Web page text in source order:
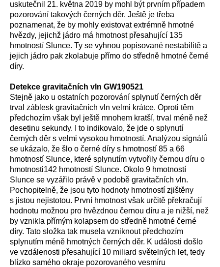
uskutečnil 21. května 2019 by mohl být prvním případem
pozorování takových černých děr. Ještě je třeba
poznamenat, že by mohly existovat extrémně hmotné
hvězdy, jejichž jádro má hmotnost přesahující 135
hmotností Slunce. Ty se vyhnou popisované nestabilitě a
jejich jádro pak zkolabuje přímo do středně hmotné černé
díry.
Detekce gravitačních vln GW190521
Stejně jako u ostatních pozorování splynutí černých děr
trval záblesk gravitačních vln velmi krátce. Oproti těm
předchozím však byl ještě mnohem kratší, trval méně než
desetinu sekundy. I to indikovalo, že jde o splynutí
černých děr s velmi vysokou hmotností. Analýzou signálů
se ukázalo, že šlo o černé díry s hmotností 85 a 66
hmotností Slunce, které splynutím vytvořily černou díru o
hmotnosti142 hmotností Slunce. Okolo 9 hmotností
Slunce se vyzářilo právě v podobě gravitačních vln.
Pochopitelně, že jsou tyto hodnoty hmotností zjištěny
s jistou nejistotou. První hmotnost však určitě překračují
hodnotu možnou pro hvězdnou černou díru a je nižší, než
by vznikla přímým kolapsem do středně hmotné černé
díry. Tato složka tak musela vzniknout předchozím
splynutím méně hmotných černých děr. K události došlo
ve vzdálenosti přesahující 10 miliard světelných let, tedy
blízko samého okraje pozorovaného vesmíru